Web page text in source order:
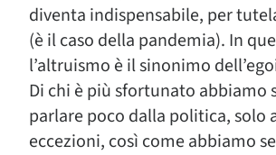
diventa indispensabile, per
(è il caso della pandemia). In
l’altruismo è il sinonimo
Di chi è più sfortunato abbiamo
parlare poco dalla politica, solo
eccezioni, così come abbiamo